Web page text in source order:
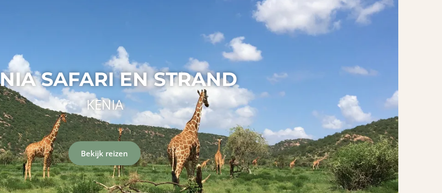
SAFARI EN STRAND
KENIA
Bekijk reizen